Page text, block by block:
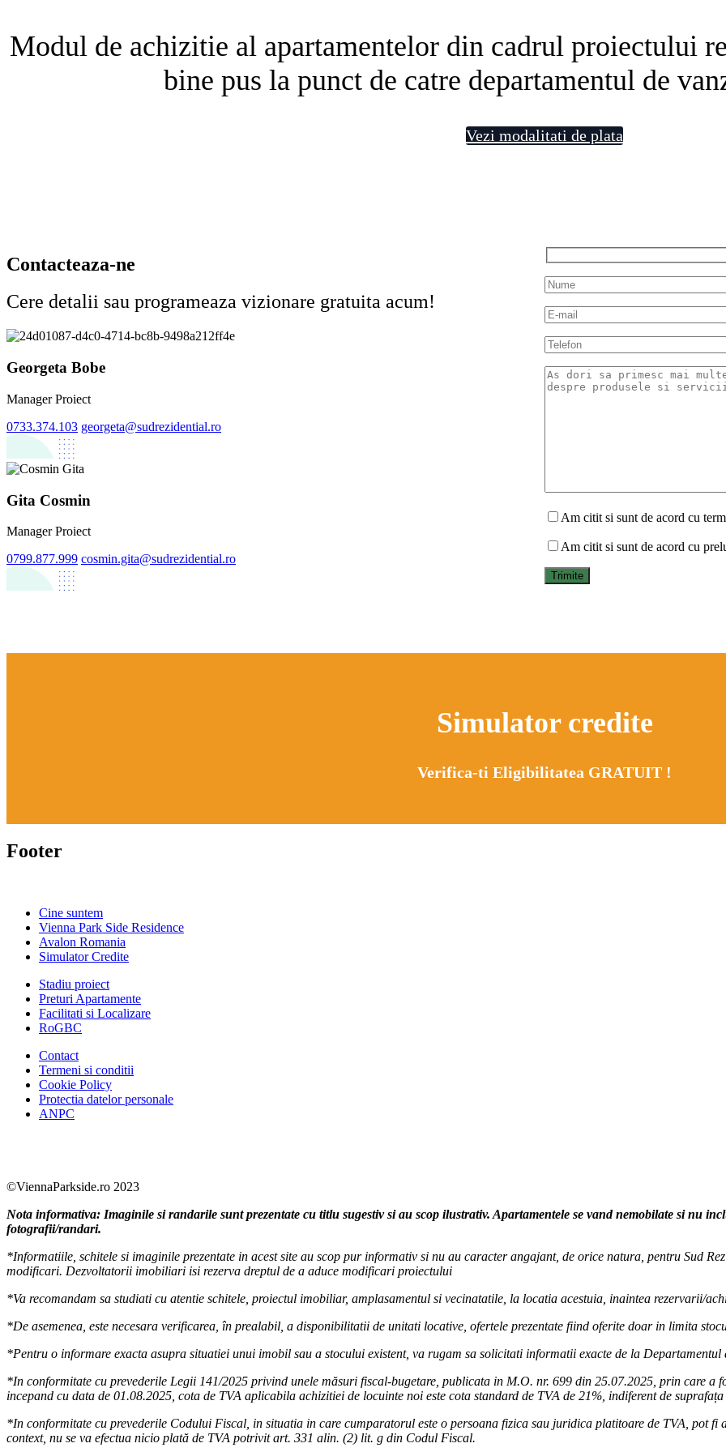
Modul de achizitie al apartamentelor din cadrul proiectului
bine pus la punct de catre departamentul de
Vezi modalitati de plata
Contacteaza-ne
Cere detalii sau programeaza vizionare gratuita acum!
Georgeta Bobe
Manager Proiect
0733.374.103 georgeta@sudrezidential.ro
Gita Cosmin
Manager Proiect
0799.877.999 cosmin.gita@sudrezidential.ro
Am citit si sunt de acord cu
Am citit si sunt de acord cu
Simulator credite
Verifica-ti Eligibilitatea GRATUIT !
Footer
Cine suntem
Vienna Park Side Residence
Avalon Romania
Simulator Credite
Stadiu proiect
Preturi Apartamente
Facilitati si Localizare
RoGBC
Contact
Termeni si conditii
Cookie Policy
Protectia datelor personale
ANPC
©ViennaParkside.ro 2023
Nota informativa: Imaginile si randarile sunt prezentate cu titlu sugestiv si au scop ilustrativ. Apartamentele se vand nemobilate si nu
fotografii/randari.
*Informatiile, schitele si imaginile prezentate in acest site au scop pur informativ si nu au caracter angajant, de orice natura, pentru Sud
modificari. Dezvoltatorii imobiliari isi rezerva dreptul de a aduce modificari proiectului
*Va recomandam sa studiati cu atentie schitele, proiectul imobiliar, amplasamentul si vecinatatile, la locatia acestuia, inaintea rezervarii/
*De asemenea, este necesara verificarea, în prealabil, a disponibilitatii de unitati locative, ofertele prezentate fiind oferite doar in limita
*Pentru o informare exacta asupra situatiei unui imobil sau a stocului existent, va rugam sa solicitati informatii exacte de la Departamentul
*In conformitate cu prevederile Legii 141/2025 privind unele măsuri fiscal-bugetare, publicata in M.O. nr. 699 din 25.07.2025, prin care a
incepand cu data de 01.08.2025, cota de TVA aplicabila achizitiei de locuinte noi este cota standard de TVA de 21%, indiferent de
*In conformitate cu prevederile Codului Fiscal, in situatia in care cumparatorul este o persoana fizica sau juridica platitoare de TVA, pot
context, nu se va efectua nicio plată de TVA potrivit art. 331 alin. (2) lit. g din Codul Fiscal.